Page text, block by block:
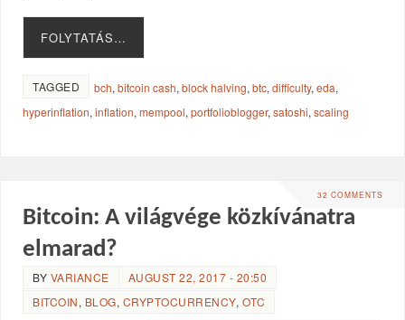
FOLYTATÁS…
TAGGED bch,bitcoin cash,block halving,btc,difficulty,eda,
hyperinflation,inflation,mempool,portfolioblogger,satoshi,scaling
32 COMMENTS
Bitcoin: A világvége közkívánatra
elmarad?
BY VARIANCE
AUGUST 22, 2017 - 20:50
BITCOIN, BLOG, CRYPTOCURRENCY, OTC